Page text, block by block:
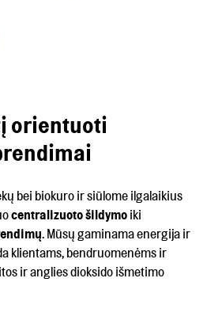
orientuoti
bei biokuro ir siūlome ilgalaikius
centralizuoto šildymo iki
. Mūsų gaminama energija ir
klientams, bendruomenėms ir
ir anglies dioksido išmetimo